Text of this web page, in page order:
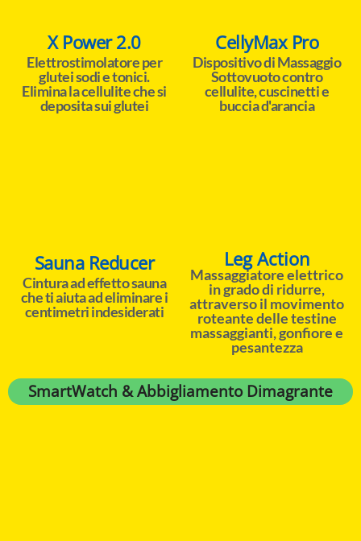
X Power 2.0
Elettrostimolatore per
glutei sodi e tonici.
Elimina la cellulite che si
deposita sui glutei
CellyMax Pro
Dispositivo di Massaggio
Sottovuoto contro
cellulite, cuscinetti e
buccia d'arancia
Sauna Reducer
Cintura ad effetto sauna
che ti aiuta ad eliminare i
centimetri indesiderati
Leg Action
Massaggiatore elettrico
in grado di ridurre,
attraverso il movimento
roteante delle testine
massaggianti, gonfiore e
pesantezza
SmartWatch & Abbigliamento Dimagrante